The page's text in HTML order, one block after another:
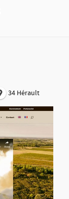
34 Hérault